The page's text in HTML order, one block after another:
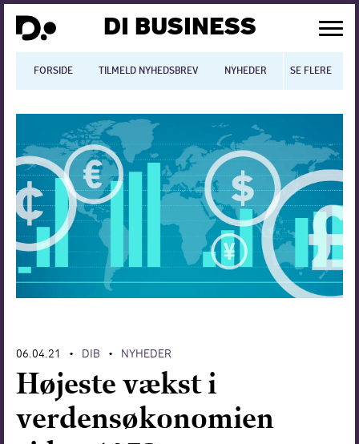
DI BUSINESS
FORSIDE TILMELD NYHEDSBREV NYHEDER BLOGS
SE FLERE
Dansk økonomi
Digitalisering
International økonomi
Arbejdsmiljø
Arbejdsmarkedet
Europapolitik
Forskning
06.04.21 • DIB • NYHEDER
Højeste vækst i
verdensøkonomien